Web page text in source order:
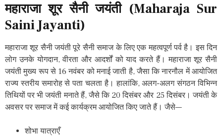
महाराजा शूर सैनी जयंती(Maharaja Sur
Saini Jayanti)
महाराजा शूर सैनी जयंती पूरे सैनी समाज के लिए एक महत्वपूर्ण पर्व है। इस दिन
लोग उनके योगदान, वीरता और आदर्शों को याद करते हैं। महाराजा शूर सैनी
जयंती मुख्य रूप से 16 नवंबर को मनाई जाती है, जैसा कि नारनौल में आयोजित
राज्य स्तरीय समारोह से पता चलता है। हालांकि, अलग-अलग संगठन विभिन्न
तिथियों पर भी जयंती मनाते हैं, जैसे कि 20 दिसंबर और 25 दिसंबर। जयंती के
अवसर पर समाज में कई कार्यक्रम आयोजित किए जाते हैं। जैसे—
शोभा यात्राएँ